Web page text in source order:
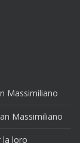
Massimiliano
Massimiliano
la loro